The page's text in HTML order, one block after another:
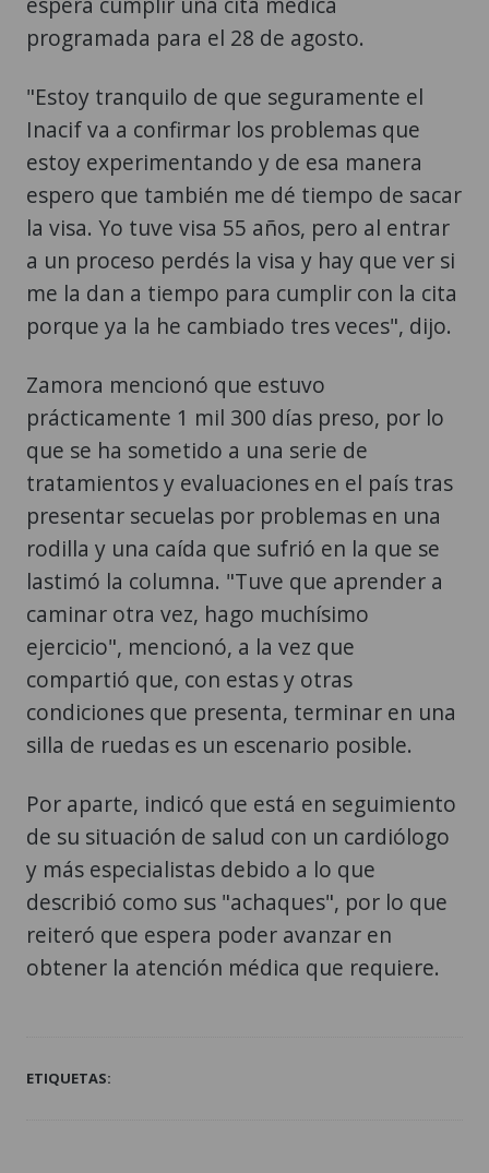
programada para el 28 de agosto.
"Estoy tranquilo de que seguramente el
Inacif va a confirmar los problemas que
estoy experimentando y de esa manera
espero que también me dé tiempo de sacar
la visa. Yo tuve visa 55 años, pero al entrar
a un proceso perdés la visa y hay que ver si
me la dan a tiempo para cumplir con la cita
porque ya la he cambiado tres veces", dijo.
Zamora mencionó que estuvo
prácticamente 1 mil 300 días preso, por lo
que se ha sometido a una serie de
tratamientos y evaluaciones en el país tras
presentar secuelas por problemas en una
rodilla y una caída que sufrió en la que se
lastimó la columna. "Tuve que aprender a
caminar otra vez, hago muchísimo
ejercicio", mencionó, a la vez que
compartió que, con estas y otras
condiciones que presenta, terminar en una
silla de ruedas es un escenario posible.
Por aparte, indicó que está en seguimiento
de su situación de salud con un cardiólogo
y más especialistas debido a lo que
describió como sus "achaques", por lo que
reiteró que espera poder avanzar en
obtener la atención médica que requiere.
ETIQUETAS: